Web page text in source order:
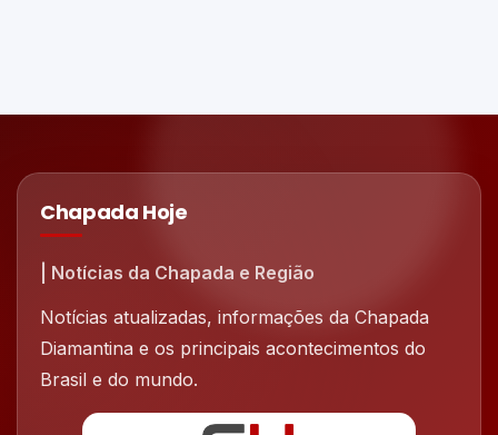
Chapada Hoje
| Notícias da Chapada e Região
Notícias atualizadas, informações da Chapada
Diamantina e os principais acontecimentos do
Brasil e do mundo.